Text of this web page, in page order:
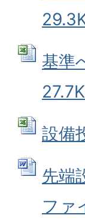
基準
設備
先端
ファ